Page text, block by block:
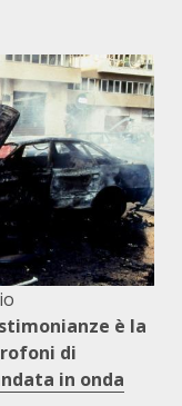
è la
di
in onda